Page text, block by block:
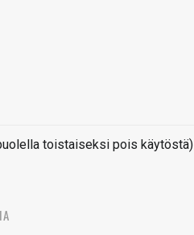
toistaiseksi pois käytöstä)